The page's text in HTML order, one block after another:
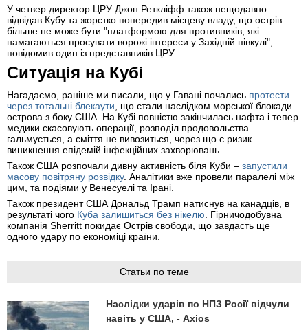
У четвер директор ЦРУ Джон Реткліфф також нещодавно
відвідав Кубу та жорстко попередив місцеву владу, що острів
більше не може бути "платформою для противників, які
намагаються просувати ворожі інтереси у Західній півкулі",
повідомив один із представників ЦРУ.
Ситуація на Кубі
Нагадаємо, раніше ми писали, що у Гавані почались протести
через тотальні блекаути , що стали наслідком морської блокади
острова з боку США. На Кубі повністю закінчилась нафта і тепер
медики скасовують операції, розподіл продовольства
гальмується, а сміття не вивозиться, через що є ризик
виникнення епідемій інфекційних захворювань.
Також США розпочали дивну активність біля Куби – запустили
масову повітряну розвідку. Аналітики вже провели паралелі між
цим, та подіями у Венесуелі та Ірані.
Також президент США Дональд Трамп натиснув на канадців, в
результаті чого Куба залишиться без нікелю . Гірничодобувна
компанія Sherritt покидає Острів свободи, що завдасть ще
одного удару по економіці країни.
Статьи по теме
Наслідки ударів по НПЗ Росії відчули
навіть у США, - Axios